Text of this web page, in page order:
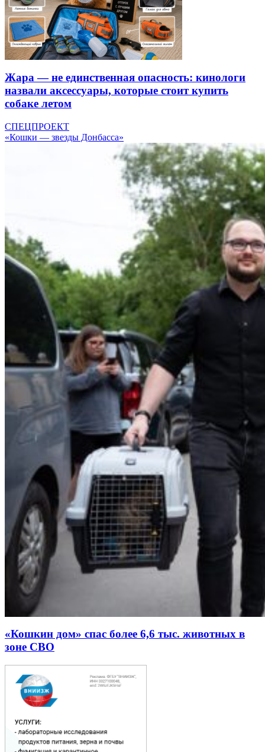
Жара — не единственная опасность: кинологи
назвали аксессуары, которые стоит купить
собаке летом
СПЕЦПРОЕКТ
«Кошки — звезды Донбасса»
«Кошкин дом» спас более 6,6 тыс. животных в
зоне СВО